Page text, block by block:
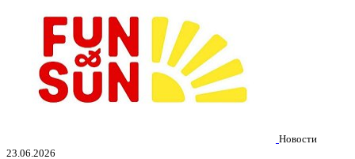
Новости
23.06.2026